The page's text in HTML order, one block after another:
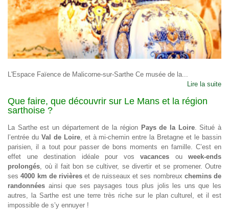
L'Espace Faïence de Malicorne-sur-Sarthe Ce musée de la...
Lire la suite
Que faire, que découvrir sur Le Mans et la région
sarthoise ?
La Sarthe est un département de la région Pays de la Loire. Situé à
l’entrée du Val de Loire, et à mi-chemin entre la Bretagne et le bassin
parisien, il a tout pour passer de bons moments en famille. C’est en
effet une destination idéale pour vos vacances ou week-ends
prolongés, où il fait bon se cultiver, se divertir et se promener. Outre
ses4000 km de rivières et de ruisseaux et ses nombreux chemins de
randonnées ainsi que ses paysages tous plus jolis les uns que les
autres, la Sarthe est une terre très riche sur le plan culturel, et il est
impossible de s’y ennuyer !